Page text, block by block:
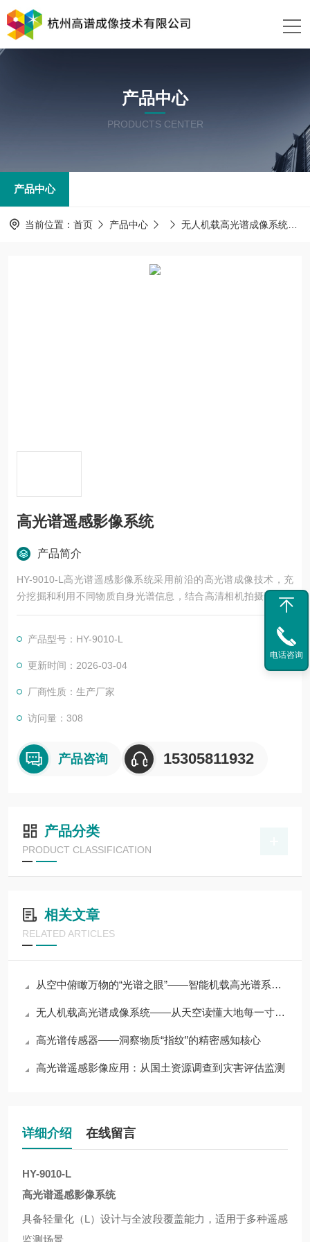
产品中心
PRODUCTS CENTER
产品中心
当前位置： 首页 产品中心 无人机载高光谱成像系统
高光谱遥感影像系统
产品简介
HY-9010-L高光谱遥感影像系统采用前沿的高光谱成像技术，充
分挖掘和利用不同物质自身光谱信息，结合高清相机拍摄高清图
片，实现对物质定性、定量、定时、定位信息的全面检测，是一
台“图谱合一“的综合性遥感设备。适配大疆无人机，可广泛应用
于水环境监测、智慧农业、林业调查、目标识别场景，满足多样
化行业需求。
产品型号：HY-9010-L
更新时间：2026-03-04
厂商性质：生产厂家
访问量：308
产品咨询 15305811932
产品分类
PRODUCT CLASSIFICATION
相关文章
RELATED ARTICLES
从空中俯瞰万物的“光谱之眼”——智能机载高光谱系统技术解析
无人机载高光谱成像系统——从天空读懂大地每一寸物质的光谱密码
高光谱传感器——洞察物质“指纹”的精密感知核心
高光谱遥感影像应用：从国土资源调查到灾害评估监测
详细介绍 在线留言
HY-9010-L
高光谱遥感影像系统
具备轻量化（L）设计与全波段覆盖能力，适用于多种遥感
监测场景。
电话咨询